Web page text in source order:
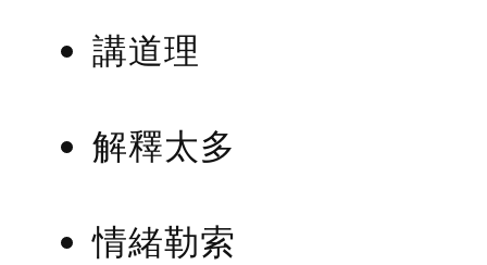
講道理
解釋太多
情緒勒索